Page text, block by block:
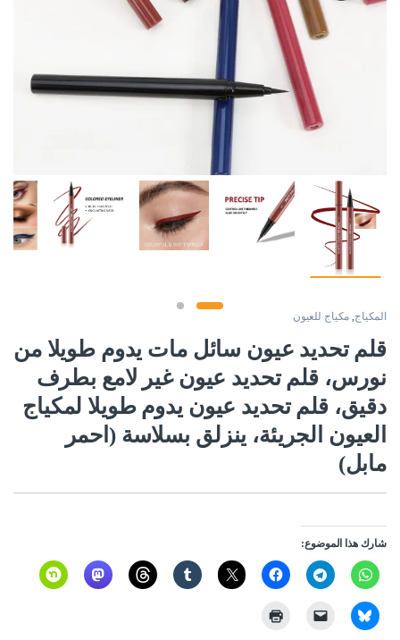
المكياج مكياج للعيون
قلم تحديد عيون سائل مات يدوم طويلا من
نورس، قلم تحديد عيون غير لامع بطرف
دقيق، قلم تحديد عيون يدوم طويلا لمكياج
العيون الجريئة، ينزلق بسلاسة (احمر
مابل)
شارك هذا الموضوع: